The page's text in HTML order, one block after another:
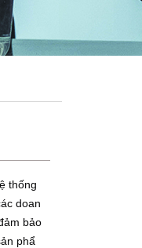
thống
doan
bảo
phẩ